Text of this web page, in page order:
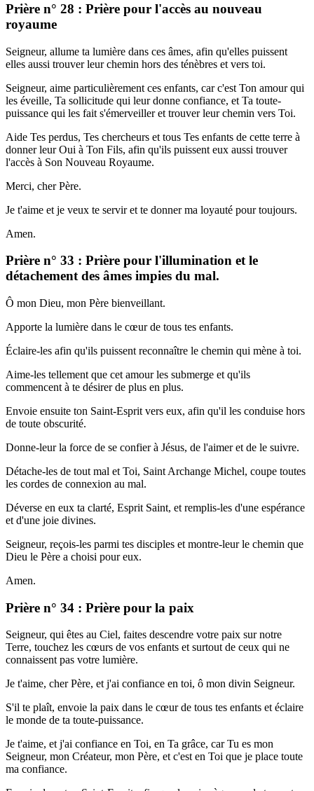
Prière n° 28 : Prière pour l'accès au nouveau
royaume
Seigneur, allume ta lumière dans ces âmes, afin qu'elles puissent
elles aussi trouver leur chemin hors des ténèbres et vers toi.
Seigneur, aime particulièrement ces enfants, car c'est Ton amour qui
les éveille, Ta sollicitude qui leur donne confiance, et Ta toute-
puissance qui les fait s'émerveiller et trouver leur chemin vers Toi.
Aide Tes perdus, Tes chercheurs et tous Tes enfants de cette terre à
donner leur Oui à Ton Fils, afin qu'ils puissent eux aussi trouver
l'accès à Son Nouveau Royaume.
Merci, cher Père.
Je t'aime et je veux te servir et te donner ma loyauté pour toujours.
Amen.
Prière n° 33 : Prière pour l'illumination et le
détachement des âmes impies du mal.
Ô mon Dieu, mon Père bienveillant.
Apporte la lumière dans le cœur de tous tes enfants.
Éclaire-les afin qu'ils puissent reconnaître le chemin qui mène à toi.
Aime-les tellement que cet amour les submerge et qu'ils
commencent à te désirer de plus en plus.
Envoie ensuite ton Saint-Esprit vers eux, afin qu'il les conduise hors
de toute obscurité.
Donne-leur la force de se confier à Jésus, de l'aimer et de le suivre.
Détache-les de tout mal et Toi, Saint Archange Michel, coupe toutes
les cordes de connexion au mal.
Déverse en eux ta clarté, Esprit Saint, et remplis-les d'une espérance
et d'une joie divines.
Seigneur, reçois-les parmi tes disciples et montre-leur le chemin que
Dieu le Père a choisi pour eux.
Amen.
Prière n° 34 : Prière pour la paix
Seigneur, qui êtes au Ciel, faites descendre votre paix sur notre
Terre, touchez les cœurs de vos enfants et surtout de ceux qui ne
connaissent pas votre lumière.
Je t'aime, cher Père, et j'ai confiance en toi, ô mon divin Seigneur.
S'il te plaît, envoie la paix dans le cœur de tous tes enfants et éclaire
le monde de ta toute-puissance.
Je t'aime, et j'ai confiance en Toi, en Ta grâce, car Tu es mon
Seigneur, mon Créateur, mon Père, et c'est en Toi que je place toute
ma confiance.